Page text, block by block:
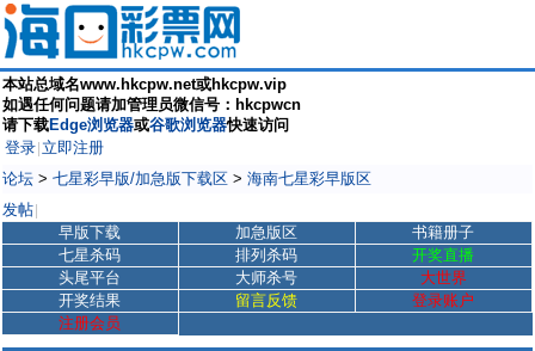
本站总域名www.hkcpw.net或hkcpw.vip
如遇任何问题请加管理员微信号：hkcpwcn
请下载Edge浏览器或谷歌浏览器快速访问
登录 立即注册
论坛 > 七星彩早版/加急版下载区 > 海南七星彩早版区
发帖
早版下载 加急版区
书籍册子
七星杀码
排列杀码
开奖直播
头尾平台
大师杀号
大世界
开奖结果
留言反馈
登录账户
注册会员